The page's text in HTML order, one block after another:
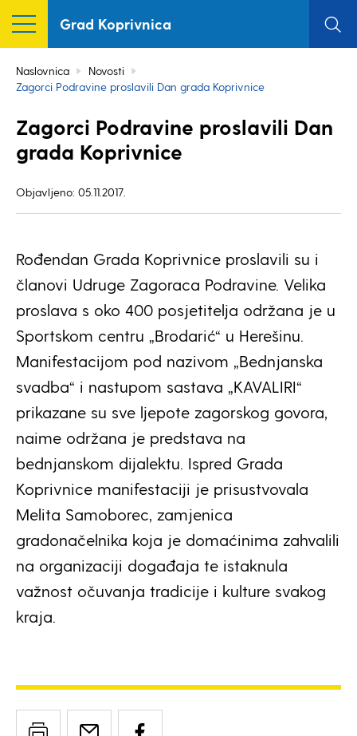
Grad Koprivnica
Naslovnica
Novosti
Zagorci Podravine proslavili Dan grada Koprivnice
Zagorci Podravine proslavili Dan
grada Koprivnice
Objavljeno: 05.11.2017.
Rođendan Grada Koprivnice proslavili su i
članovi Udruge Zagoraca Podravine. Velika
proslava s oko 400 posjetitelja održana je u
Sportskom centru „Brodarić“ u Herešinu.
Manifestacijom pod nazivom „Bednjanska
svadba“ i nastupom sastava „KAVALIRI“
prikazane su sve ljepote zagorskog govora,
naime održana je predstava na
bednjanskom dijalektu. Ispred Grada
Koprivnice manifestaciji je prisustvovala
Melita Samoborec, zamjenica
gradonačelnika koja je domaćinima zahvalili
na organizaciji događaja te istaknula
važnost očuvanja tradicije i kulture svakog
kraja.